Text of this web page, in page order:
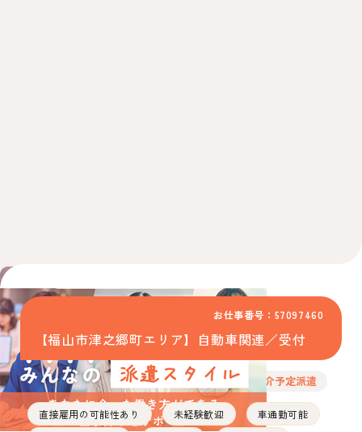
お仕事番号：57097460
【福山市津之郷町エリア】自動車関連／受付
紹介予定派遣
直接雇用の可能性あり 未経験歓迎 車通勤可能